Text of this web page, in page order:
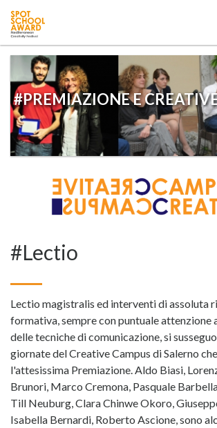
#PREMIAZIONE E
#Lectio
Lectio magistralis ed interventi di assoluta
formativa, sempre con puntuale attenzione
delle tecniche di comunicazione, si
giornate del Creative Campus di Salerno
l'attesissima Premiazione. Aldo Biasi,
Brunori, Marco Cremona, Pasquale
Till Neuburg, Clara Chinwe Okoro,
Isabella Bernardi, Roberto Ascione, sono